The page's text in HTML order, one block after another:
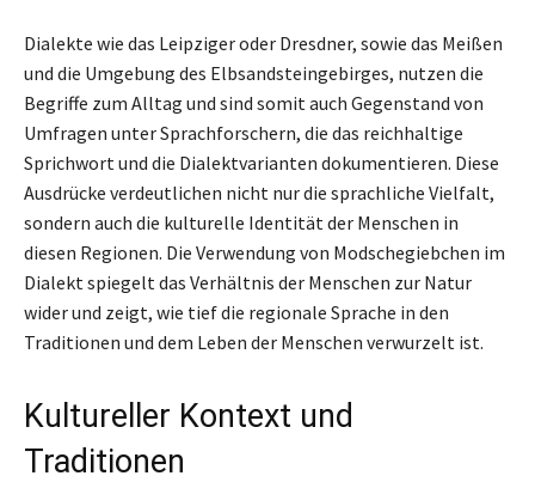
Dialekte wie das Leipziger oder Dresdner, sowie das Meißen
und die Umgebung des Elbsandsteingebirges, nutzen die
Begriffe zum Alltag und sind somit auch Gegenstand von
Umfragen unter Sprachforschern, die das reichhaltige
Sprichwort und die Dialektvarianten dokumentieren. Diese
Ausdrücke verdeutlichen nicht nur die sprachliche Vielfalt,
sondern auch die kulturelle Identität der Menschen in
diesen Regionen. Die Verwendung von Modschegiebchen im
Dialekt spiegelt das Verhältnis der Menschen zur Natur
wider und zeigt, wie tief die regionale Sprache in den
Traditionen und dem Leben der Menschen verwurzelt ist.
Kultureller Kontext und
Traditionen